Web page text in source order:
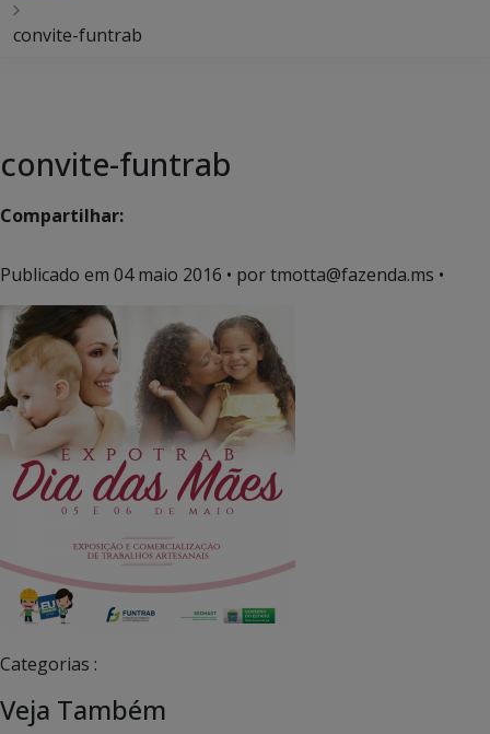
convite-funtrab
convite-funtrab
Compartilhar:
Publicado em 04 maio 2016 • por tmotta@fazenda.ms •
Categorias :
Veja Também